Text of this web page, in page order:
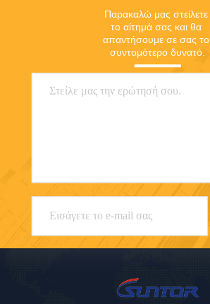
Παρακαλώ μας στείλετε
το αίτημά σας και θα
απαντήσουμε σε σας το
συντομότερο δυνατό.